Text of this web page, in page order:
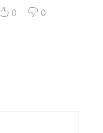
0 0